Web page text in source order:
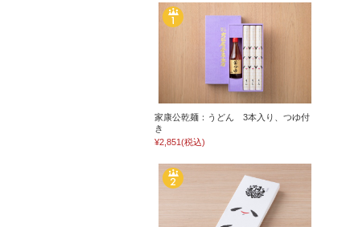
家康公乾麺：うどん 3本入り、つゆ付
き
¥2,851(税込)